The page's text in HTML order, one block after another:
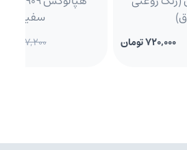
720,000 تومان 647,200